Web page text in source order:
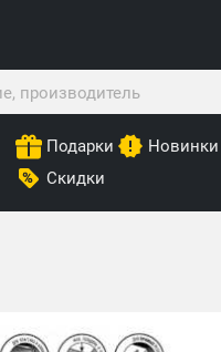
Подарки
Новинки
Скидки